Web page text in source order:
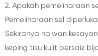
2. Apakah pemeliharaan
Pemeliharaan sel
Sekiranya haiwan
keping tisu kulit bersaiz